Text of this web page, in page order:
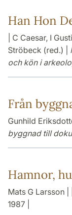
Han Hon
| C Caesar, I
Ströbeck (red.) |
och kön i
Från
Gunhild
byggnad till
Hamnor,
Mats G Larsson | |
1987 |